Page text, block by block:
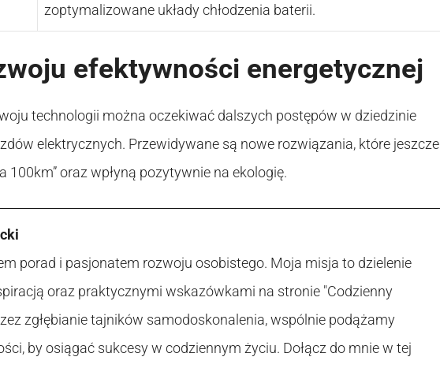
zoptymalizowane układy chłodzenia baterii.
efektywności energetycznej
technologii można oczekiwać dalszych postępów w dziedzinie
elektrycznych. Przewidywane są nowe rozwiązania, które jeszcze
100km” oraz wpłyną pozytywnie na ekologię.
porad i pasjonatem rozwoju osobistego. Moja misja to dzielenie
oraz praktycznymi wskazówkami na stronie "Codzienny
zgłębianie tajników samodoskonalenia, wspólnie podążamy
by osiągać sukcesy w codziennym życiu. Dołącz do mnie w tej